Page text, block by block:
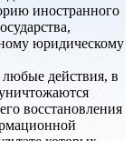
иностранного
юридическому
действия, в
восстановления